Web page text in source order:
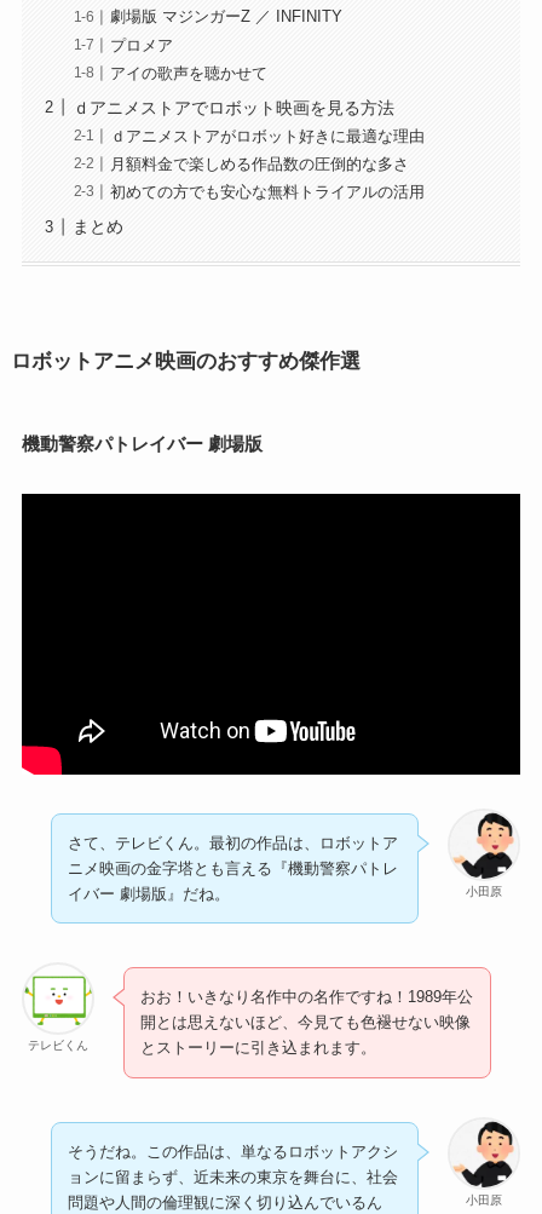
劇場版 マジンガーZ ／ INFINITY
プロメア
アイの歌声を聴かせて
ｄアニメストアでロボット映画を見る方法
ｄアニメストアがロボット好きに最適な理由
月額料金で楽しめる作品数の圧倒的な多さ
初めての方でも安心な無料トライアルの活用
まとめ
ロボットアニメ映画のおすすめ傑作選
機動警察パトレイバー 劇場版
小田原
さて、テレビくん。最初の作品は、ロボットア
ニメ映画の金字塔とも言える『機動警察パトレ
イバー 劇場版』だね。
テレビくん
おお！いきなり名作中の名作ですね！1989年公
開とは思えないほど、今見ても色褪せない映像
とストーリーに引き込まれます。
小田原
そうだね。この作品は、単なるロボットアクシ
ョンに留まらず、近未来の東京を舞台に、社会
問題や人間の倫理観に深く切り込んでいるん